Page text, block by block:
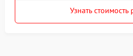
Узнать стоимость